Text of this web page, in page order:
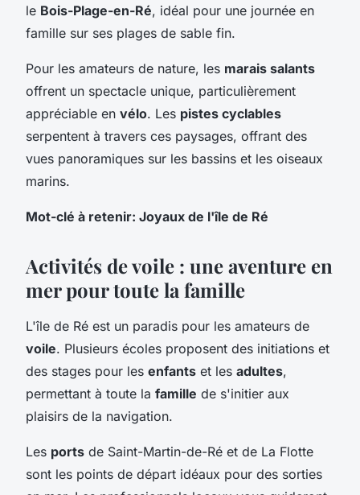
le Bois-Plage-en-Ré, idéal pour une journée en
famille sur ses plages de sable fin.
Pour les amateurs de nature, les marais salants
offrent un spectacle unique, particulièrement
appréciable en vélo. Les pistes cyclables
serpentent à travers ces paysages, offrant des
vues panoramiques sur les bassins et les oiseaux
marins.
Mot-clé à retenir: Joyaux de l'île de Ré
Activités de voile : une aventure en
mer pour toute la famille
L'île de Ré est un paradis pour les amateurs de
voile. Plusieurs écoles proposent des initiations et
des stages pour les enfants et les adultes,
permettant à toute la famille de s'initier aux
plaisirs de la navigation.
Les ports de Saint-Martin-de-Ré et de La Flotte
sont les points de départ idéaux pour des sorties